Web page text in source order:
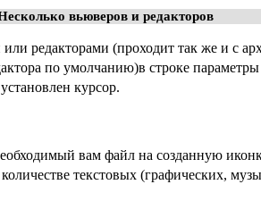
вьюверов и редакторов
редакторами (проходит так же и с
по умолчанию)в строке
курсор.
вам файл на созданную
текстовых (графических,